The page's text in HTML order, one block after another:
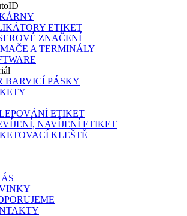
ETIKET
ZNAČENÍ
A TERMINÁLY
BARVICÍ PÁSKY
ETIKET
NAVÍJENÍ ETIKET
KLEŠTĚ